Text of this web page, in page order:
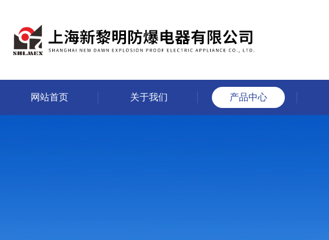
网站首页 关于我们 产品中心